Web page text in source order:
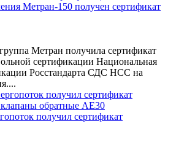
Метран-150 получен сертификат
Метран получила сертификат
сертификации Национальная
Росстандарта СДС НСС на
получил сертификат